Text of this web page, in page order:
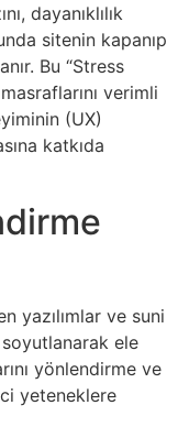
dayanıklılık
sitenin kapanıp
Bu “Stress
verimli
(UX)
katkıda
yazılımlar ve suni
ele
yönlendirme ve
yeteneklere